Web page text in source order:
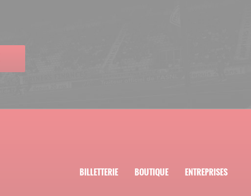
BILLETTERIE BOUTIQUE ENTREPRISES